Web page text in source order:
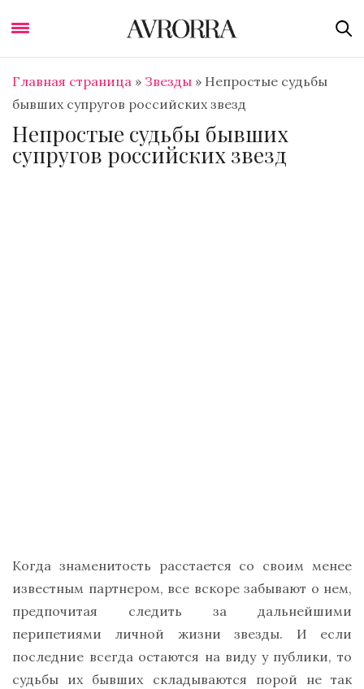
Главная страница » Звезды » Непростые судьбы
бывших супругов российских звезд
Непростые судьбы бывших
супругов российских звезд
Когда знаменитость расстается со своим менее
известным партнером, все вскоре забывают о нем,
предпочитая следить за дальнейшими
перипетиями личной жизни звезды. И если
последние всегда остаются на виду у публики, то
судьбы их бывших складываются порой не так